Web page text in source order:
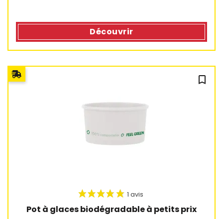
Découvrir
bookmark_outline
Pot à glaces biodégradable à petits prix